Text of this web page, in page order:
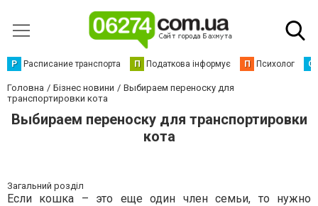
Р Расписание транспорта П Податкова інформує П Психолог С
Головна Бізнес новини
Выбираем переноску для
транспортировки кота
Выбираем переноску для транспортировки
кота
Загальний розділ
Если кошка – это еще один член семьи, то нужно